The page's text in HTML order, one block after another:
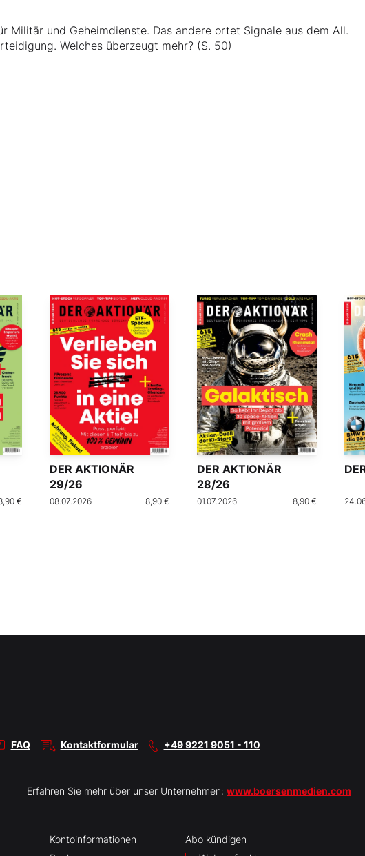
Militär und Geheimdienste. Das andere ortet Signale aus dem All.
Welches überzeugt mehr? (S. 50)
€
DER AKTIONÄR
29/26
08.07.2026 8,90 €
DER AKTIONÄR
28/26
01.07.2026 8,90 €
FAQ Kontaktformular +49 9221 9051 - 110
Erfahren Sie mehr über unser Unternehmen: www.boersenmedien.com
Kontoinformationen
Abo kündigen